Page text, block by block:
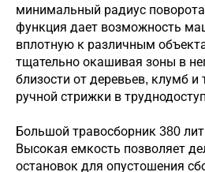
минимальный радиус
функция дает возможность
вплотную к различным
тщательно окашивая зоны в
близости от деревьев, клумб
ручной стрижки в
Большой травосборник 380
Высокая емкость позволяет
остановок для опустошения